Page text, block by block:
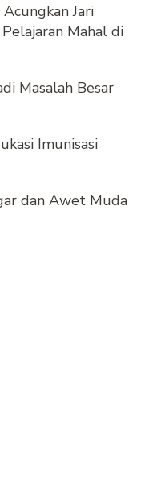
Jari
Mahal di
Masalah Besar
Imunisasi
dan Awet Muda